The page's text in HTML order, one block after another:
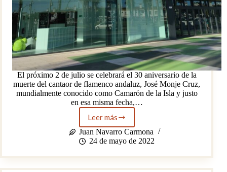
El próximo 2 de julio se celebrará el 30 aniversario de la
muerte del cantaor de flamenco andaluz, José Monje Cruz,
mundialmente conocido como Camarón de la Isla y justo
en esa misma fecha,…
Leer más
El
museo
de
de
la
Juan Navarro Carmona
24 de mayo de 2022